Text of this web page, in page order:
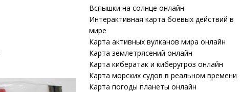
Вспышки на солнце онлайн
Интерактивная карта боевых действий в
мире
Карта активных вулканов мира онлайн
Карта землетрясений онлайн
Карта кибератак и киберугроз онлайн
Карта морских судов в реальном времени
Карта погоды планеты онлайн